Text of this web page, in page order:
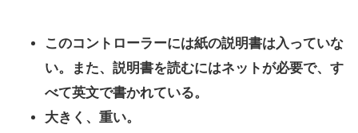
このコントローラーには紙の説明書は入っていな
い。また、説明書を読むにはネットが必要で、す
べて英文で書かれている。
大きく、重い。